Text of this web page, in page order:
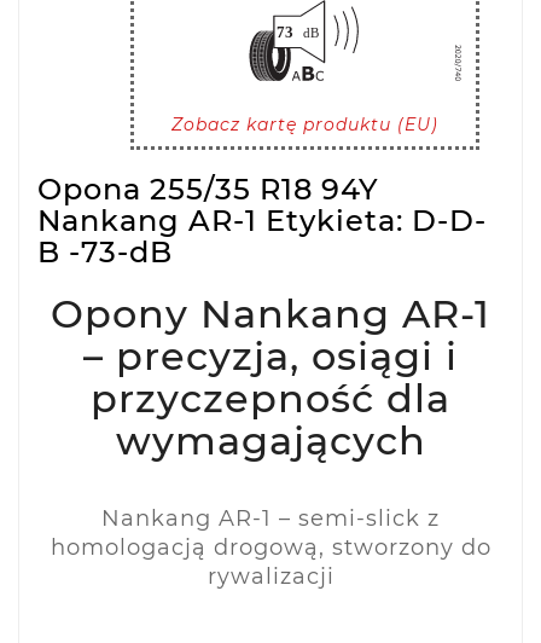
Zobacz kartę produktu (EU)
Opona 255/35 R18 94Y
Nankang AR-1 Etykieta: D-D-
B -73-dB
Opony Nankang AR-1
– precyzja, osiągi i
przyczepność dla
wymagających
Nankang AR-1 – semi-slick z
homologacją drogową, stworzony do
rywalizacji